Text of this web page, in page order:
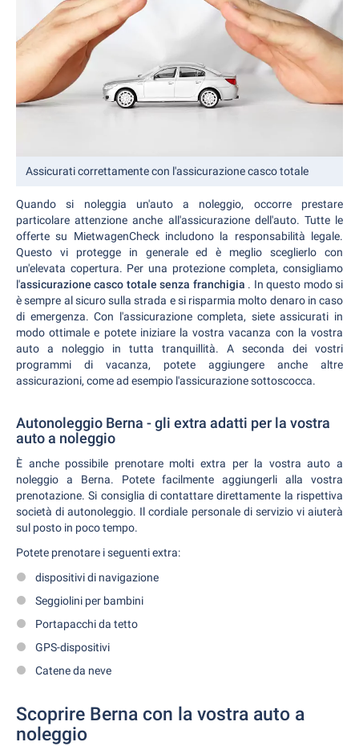
Assicurati correttamente con l'assicurazione casco totale
Quando si noleggia un'auto a noleggio, occorre prestare
particolare attenzione anche all'assicurazione dell'auto. Tutte le
offerte su MietwagenCheck includono la responsabilità legale.
Questo vi protegge in generale ed è meglio sceglierlo con
un'elevata copertura. Per una protezione completa, consigliamo
l'assicurazione casco totale senza franchigia . In questo modo si
è sempre al sicuro sulla strada e si risparmia molto denaro in caso
di emergenza. Con l'assicurazione completa, siete assicurati in
modo ottimale e potete iniziare la vostra vacanza con la vostra
auto a noleggio in tutta tranquillità. A seconda dei vostri
programmi di vacanza, potete aggiungere anche altre
assicurazioni, come ad esempio l'assicurazione sottoscocca.
Autonoleggio Berna - gli extra adatti per la vostra
auto a noleggio
È anche possibile prenotare molti extra per la vostra auto a
noleggio a Berna. Potete facilmente aggiungerli alla vostra
prenotazione. Si consiglia di contattare direttamente la rispettiva
società di autonoleggio. Il cordiale personale di servizio vi aiuterà
sul posto in poco tempo.
Potete prenotare i seguenti extra:
dispositivi di navigazione
Seggiolini per bambini
Portapacchi da tetto
GPS-dispositivi
Catene da neve
Scoprire Berna con la vostra auto a
noleggio